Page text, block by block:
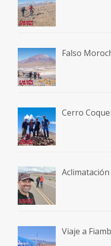
Falso
Cerro
Viaje a